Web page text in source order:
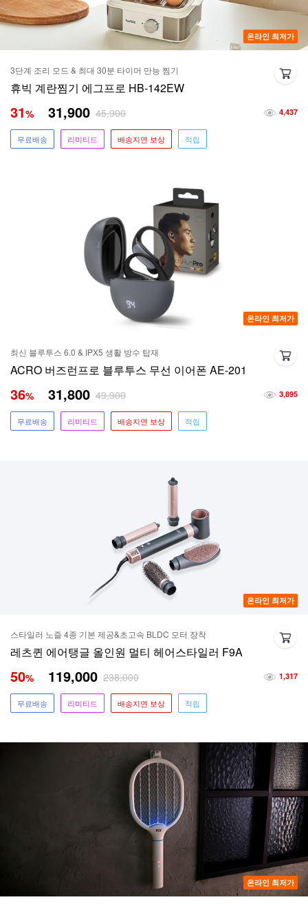
온라인 최저가
3단계 조리 모드 & 최대 30분 타이머 만능 찜기
휴빅 계란찜기 에그프로 HB-142EW
4,437
31% 31,900 45,900
무료배송 리미티드 배송지연 보상 적립
온라인 최저가
최신 블루투스 6.0 & IPX5 생활 방수 탑재
ACRO 버즈런프로 블루투스 무선 이어폰 AE-201
3,895
36% 31,800 49,900
무료배송 리미티드 배송지연 보상 적립
온라인 최저가
스타일러 노즐 4종 기본 제공&초고속 BLDC 모터 장착
레츠퀸 에어탱글 올인원 멀티 헤어스타일러 F9A
1,317
50% 119,000 238,000
무료배송 리미티드 배송지연 보상 적립
온라인 최저가